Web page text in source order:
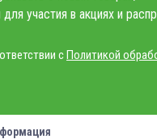
участия в акциях и
сПолитикой